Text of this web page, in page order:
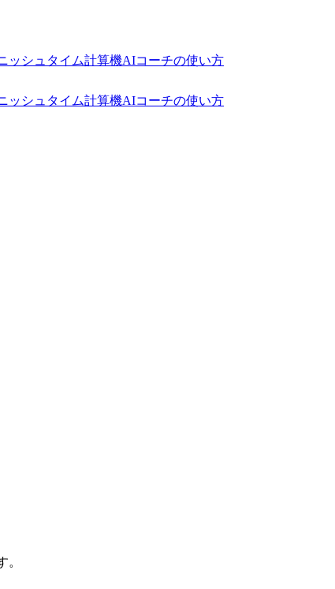
ッシュタイム計算機AIコーチの使い方
ッシュタイム計算機AIコーチの使い方
。